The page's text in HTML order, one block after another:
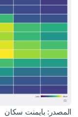
المصدر: بايمنت سكان